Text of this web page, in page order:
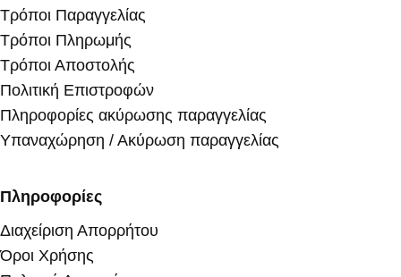
Τρόποι Παραγγελίας
Τρόποι Πληρωμής
Τρόποι Αποστολής
Πολιτική Επιστροφών
Πληροφορίες ακύρωσης παραγγελίας
Υπαναχώρηση / Ακύρωση παραγγελίας
Πληροφορίες
Διαχείριση Απορρήτου
Όροι Χρήσης